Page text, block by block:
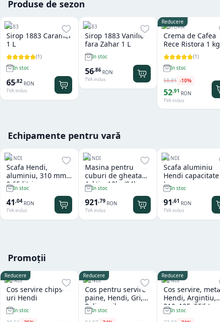
Produse de sezon
1883
Sirop 1883 Caramel
1 L
(1)
In stoc
65,82 RON
TVA inclus
1883
Sirop 1883 Vanilie
fara Zahar 1 L
In stoc
56,86 RON
TVA inclus
Reducere
RISTORA
Crema de Cafea
Rece Ristora 1 kg
(1)
In stoc
58,81 -10%
52,91 RON
TVA inclus
Echipamente pentru vară
HENDI
Scafa Hendi,
aluminiu, 310 mm,
0.65 litri
In stoc
41,04 RON
TVA inclus
HENDI
Masina pentru
cuburi de gheata
Arktic, 12kg/24h
In stoc
921,79 RON
TVA inclus
HENDI
Scafa aluminiu
Hendi
L In stoc
91,61 RON
TVA inclus
Promoții
Reducere
HENDI
Cos servire chips-
uri Hendi
In stoc
Reducere
HENDI
Cos pentru servire
paine, Hendi, Gri,
Polipropilena,
design impletit tip
In stoc
Reducere
HENDI
Cos servire,
Hendi, Argintiu,
In stoc